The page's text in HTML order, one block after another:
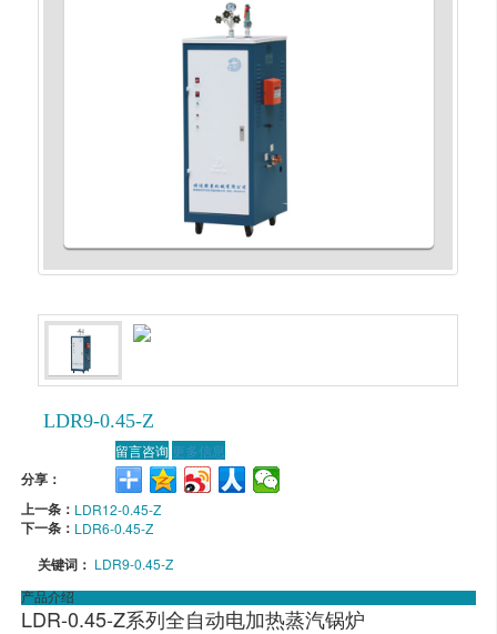
LDR9-0.45-Z
留言咨询 更多信息
分享：
上一条： LDR12-0.45-Z
下一条： LDR6-0.45-Z
关键词： LDR9-0.45-Z
产品介绍
LDR-0.45-Z系列全自动电加热蒸汽锅炉